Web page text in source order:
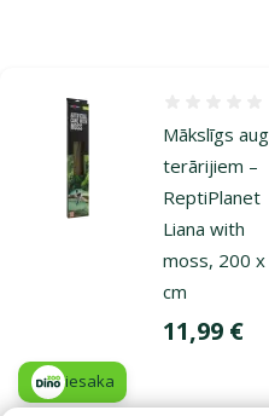
Mākslīgs
terārijiem –
ReptiPlanet
Liana with
moss, 200 x
cm
Cena
11,99 €
iesaka